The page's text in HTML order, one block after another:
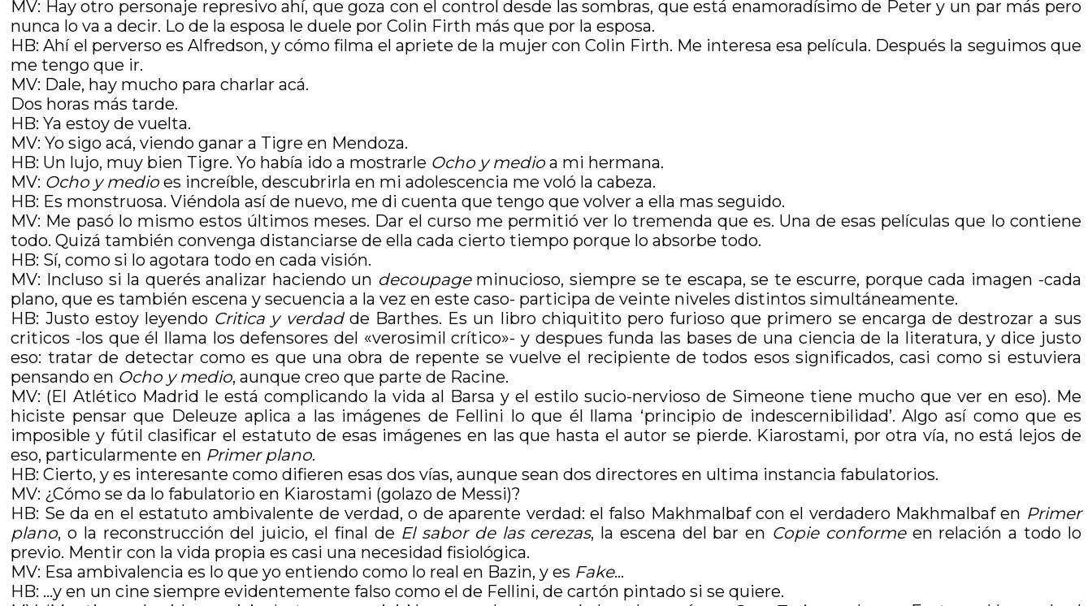
MV: Hay otro personaje represivo ahí, que goza con el control desde las sombras, que está enamoradísimo de Peter y un par más pero
nunca lo va a decir. Lo de la esposa le duele por Colin Firth más que por la esposa.
HB: Ahí el perverso es Alfredson, y cómo filma el apriete de la mujer con Colin Firth. Me interesa esa película. Después la seguimos que
me tengo que ir.
MV: Dale, hay mucho para charlar acá.
Dos horas más tarde.
HB: Ya estoy de vuelta.
MV: Yo sigo acá, viendo ganar a Tigre en Mendoza.
HB: Un lujo, muy bien Tigre. Yo había ido a mostrarle Ocho y medioa mi hermana.
MV: Ocho y medioes increíble, descubrirla en mi adolescencia me voló la cabeza.
HB: Es monstruosa. Viéndola así de nuevo, me di cuenta que tengo que volver a ella mas seguido.
MV: Me pasó lo mismo estos últimos meses. Dar el curso me permitió ver lo tremenda que es. Una de esas películas que lo contiene
todo. Quizá también convenga distanciarse de ella cada cierto tiempo porque lo absorbe todo.
HB: Sí, como si lo agotara todo en cada visión.
MV: Incluso si la querés analizar haciendo un decoupageminucioso, siempre se te escapa, se te escurre, porque cada imagen -cada
plano, que es también escena y secuencia a la vez en este caso- participa de veinte niveles distintos simultáneamente.
HB: Justo estoy leyendo Critica y verdadde Barthes. Es un libro chiquitito pero furioso que primero se encarga de destrozar a sus
criticos -los que él llama los defensores del «verosimil crítico»- y despues funda las bases de una ciencia de la literatura, y dice justo
eso: tratar de detectar como es que una obra de repente se vuelve el recipiente de todos esos significados, casi como si estuviera
pensando en Ocho y medio, aunque creo que parte de Racine.
MV: (El Atlético Madrid le está complicando la vida al Barsa y el estilo sucio-nervioso de Simeone tiene mucho que ver en eso). Me
hiciste pensar que Deleuze aplica a las imágenes de Fellini lo que él llama ‘principio de indescernibilidad’. Algo así como que es
imposible y fútil clasificar el estatuto de esas imágenes en las que hasta el autor se pierde. Kiarostami, por otra vía, no está lejos de
eso, particularmente en Primer plano.
HB: Cierto, y es interesante como difieren esas dos vías, aunque sean dos directores en ultima instancia fabulatorios.
MV: ¿Cómo se da lo fabulatorio en Kiarostami (golazo de Messi)?
HB: Se da en el estatuto ambivalente de verdad, o de aparente verdad: el falso Makhmalbaf con el verdadero Makhmalbaf en Primer
plano, o la reconstrucción del juicio, el final de El sabor de las cerezas, la escena del bar en Copie conformeen relación a todo lo
previo. Mentir con la vida propia es casi una necesidad fisiológica.
MV: Esa ambivalencia es lo que yo entiendo como lo real en Bazin, y es Fake…
HB: …y en un cine siempre evidentemente falso como el de Fellini, de cartón pintado si se quiere.